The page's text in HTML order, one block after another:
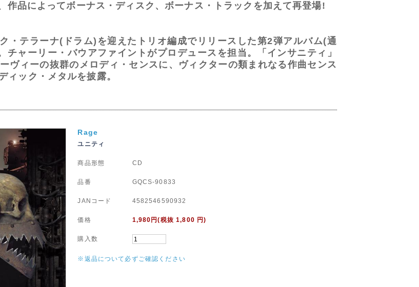
作品によってボーナス・ディスク、ボーナス・トラックを加えて再登場!
・テラーナ(ドラム)を迎えたトリオ編成でリリースした第2弾アルバム(通
ャーリー・バウアファイントがプロデュースを担当。「インサニティ」
ヴィーの抜群のメロディ・センスに、ヴィクターの類まれなる作曲センス
ィック・メタルを披露。
Rage
ユニティ
商品形態 CD
品番 GQCS-90833
JANコード 4582546590932
価格 1,980円(税抜 1,800 円)
購入数
※返品について必ずご確認ください